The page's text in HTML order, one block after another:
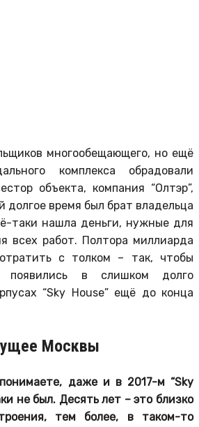
многообещающего, но ещё
комплекса обрадовали
объекта, компания “Олтэр”,
долгое время был брат владельца
таки нашла деньги, нужные для
всех работ. Полтора миллиарда
с толком – так, чтобы
появились в слишком долго
“Sky House” ещё до конца
Москвы
даже и в 2017-м “Sky
не был. Десять лет – это близко
тем более, в таком-то